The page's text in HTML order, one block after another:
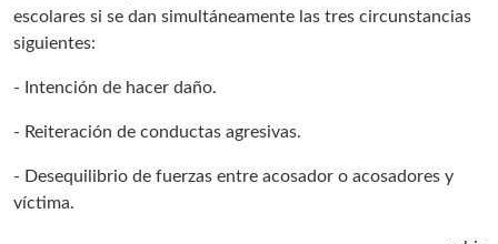
escolares si se dan simultáneamente las tres circunstancias
siguientes:
- Intención de hacer daño.
- Reiteración de conductas agresivas.
- Desequilibrio de fuerzas entre acosador o acosadores y
víctima.